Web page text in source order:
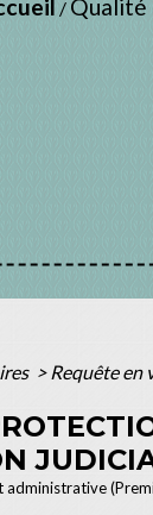
/ Qualité
> Requête